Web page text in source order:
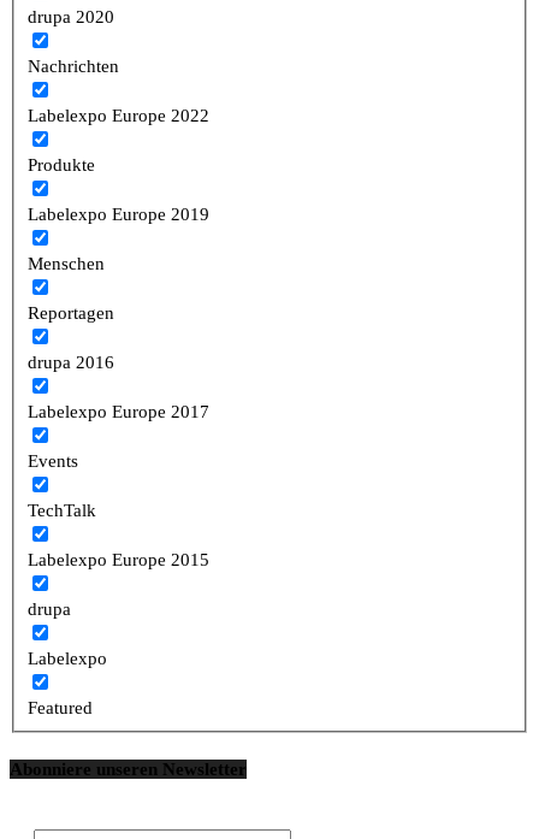
drupa 2020
Nachrichten
Labelexpo Europe 2022
Produkte
Labelexpo Europe 2019
Menschen
Reportagen
drupa 2016
Labelexpo Europe 2017
Events
TechTalk
Labelexpo Europe 2015
drupa
Labelexpo
Featured
Abonniere unseren Newsletter